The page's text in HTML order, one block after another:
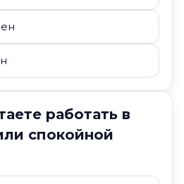
работать в
спокойной